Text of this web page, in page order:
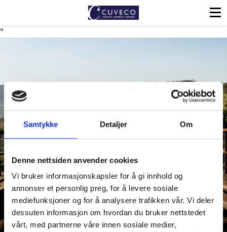
Samtykke Detaljer Om
Denne nettsiden anvender cookies
Vi bruker informasjonskapsler for å gi innhold og
annonser et personlig preg, for å levere sosiale
mediefunksjoner og for å analysere trafikken vår. Vi deler
dessuten informasjon om hvordan du bruker nettstedet
vårt, med partnerne våre innen sosiale medier,
"
Transporter fra hele
verden